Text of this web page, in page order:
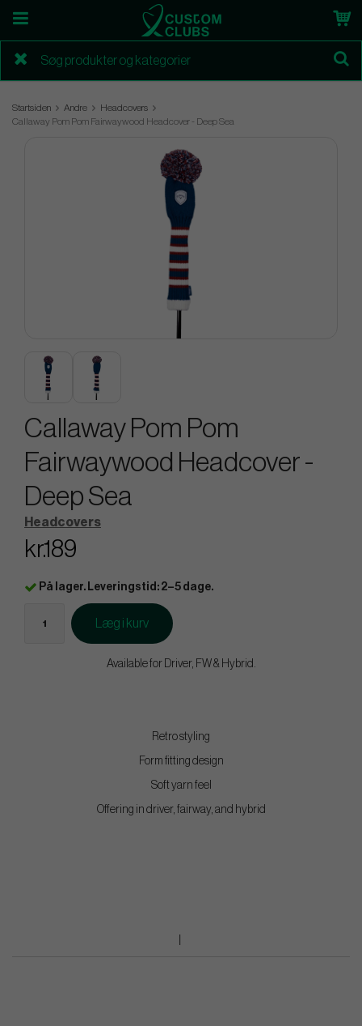
Startsiden Andre
Headcovers
Callaway Pom Pom Fairwaywood Headcover - Deep Sea
Callaway Pom Pom
Fairwaywood Headcover -
Deep Sea
Headcovers
kr.189
På lager. Leveringstid: 2–5 dage.
Læg i kurv
Available for Driver, FW & Hybrid.
Retro styling
Form fitting design
Soft yarn feel
Offering in driver, fairway, and hybrid